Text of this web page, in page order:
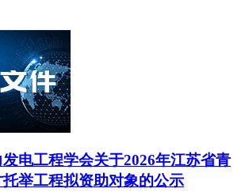
电工程学会关于2026年江苏省青
举工程拟资助对象的公示